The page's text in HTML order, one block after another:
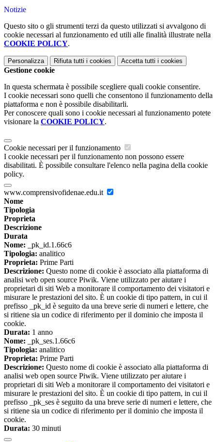
Notizie
Questo sito o gli strumenti terzi da questo utilizzati si avvalgono di
cookie necessari al funzionamento ed utili alle finalità illustrate nella
COOKIE POLICY.
Personalizza Rifiuta tutti i cookies Accetta tutti i cookies
Gestione cookie
In questa schermata è possibile scegliere quali cookie consentire.
I cookie necessari sono quelli che consentono il funzionamento della
piattaforma e non è possibile disabilitarli.
Per conoscere quali sono i cookie necessari al funzionamento potete
visionare la COOKIE POLICY.
Cookie necessari per il funzionamento
I cookie necessari per il funzionamento non possono essere
disabilitati. È possibile consultare l'elenco nella pagina della cookie
policy.
www.comprensivofidenae.edu.it
Nome
Tipologia
Proprieta
Descrizione
Durata
Nome: _pk_id.1.66c6
Tipologia: analitico
Proprieta: Prime Parti
Descrizione: Questo nome di cookie è associato alla piattaforma di
analisi web open source Piwik. Viene utilizzato per aiutare i
proprietari di siti Web a monitorare il comportamento dei visitatori e
misurare le prestazioni del sito. È un cookie di tipo pattern, in cui il
prefisso _pk_id è seguito da una breve serie di numeri e lettere, che
si ritiene sia un codice di riferimento per il dominio che imposta il
cookie.
Durata: 1 anno
Nome: _pk_ses.1.66c6
Tipologia: analitico
Proprieta: Prime Parti
Descrizione: Questo nome di cookie è associato alla piattaforma di
analisi web open source Piwik. Viene utilizzato per aiutare i
proprietari di siti Web a monitorare il comportamento dei visitatori e
misurare le prestazioni del sito. È un cookie di tipo pattern, in cui il
prefisso _pk_ses è seguito da una breve serie di numeri e lettere, che
si ritiene sia un codice di riferimento per il dominio che imposta il
cookie.
Durata: 30 minuti